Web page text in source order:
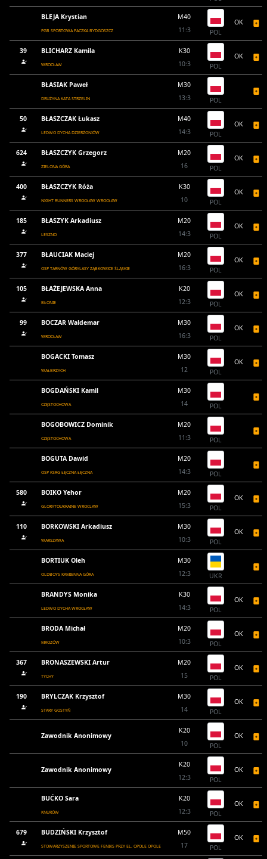
BLEJA Krystian
PGB SPORTOWA PACZKA BYDGOSZCZ
M40
11:3
POL
OK
39 BLICHARZ Kamila
WROCŁAW
K30
10:3
POL
OK
BŁASIAK Paweł
DRUŻYNA KATA STRZELIN
M30
13:3
POL
50 BŁASZCZAK Łukasz
LEDWO DYCHA DZIERŻONIÓW
M40
14:3
POL
OK
624 BŁASZCZYK Grzegorz
ZIELONA GÓRA
M20
16
POL
OK
400 BŁASZCZYK Róża
NIGHT RUNNERS WROCŁAW WROCŁAW
K30
10
POL
OK
185 BŁASZYK Arkadiusz
LESZNO
M20
14:3
POL
OK
377 BŁAUCIAK Maciej
OSP TARNÓW GÓRYLASY ZĄBKOWICE ŚLĄSKIE
M20
16:3
POL
OK
105 BŁAŻEJEWSKA Anna
BŁONIE
K20
12:3
POL
OK
99 BOCZAR Waldemar
WROCŁAW
M30
16:3
POL
OK
BOGACKI Tomasz
WAŁBRZYCH
M30
12
POL
OK
BOGDAŃSKI Kamil
CZĘSTOCHOWA
M30
14
POL
BOGOBOWICZ Dominik
CZĘSTOCHOWA
M20
11:3
POL
BOGUTA Dawid
OSP KSRG ŁĘCZNA ŁĘCZNA
M20
14:3
POL
580 BOIKO Yehor
GLORYTOUKRAINE WROCLAW
M20
15:3
POL
OK
110 BORKOWSKI Arkadiusz
WARSZAWA
M30
10:3
POL
OK
BORTIUK Oleh
OLDBOYS KAMIENNA GÓRA
M30
12:3
UKR
BRANDYS Monika
LEDWO DYCHA WROCŁAW
K30
14:3
POL
OK
BRODA Michał
MROZÓW
M20
10:3
POL
OK
367 BRONASZEWSKI Artur
TYCHY
M20
15
POL
OK
190 BRYLCZAK Krzysztof
STARY GOSTYŃ
M30
14
POL
OK
Zawodnik Anonimowy
K20
10
POL
OK
Zawodnik Anonimowy
K20
12:3
POL
OK
BUĆKO Sara
KNURÓW
K20
12:3
POL
OK
679 BUDZIŃSKI Krzysztof
STOWARZYSZENIE SPORTOWE FENIKS PRZY EL. OPOLE OPOLE
M50
17
POL
OK